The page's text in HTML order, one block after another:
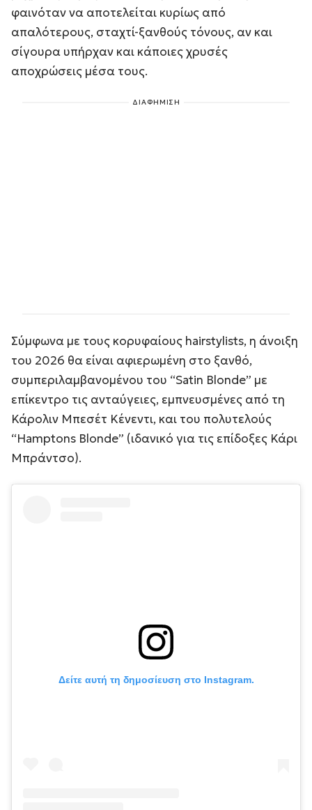
φαινόταν να αποτελείται κυρίως από
απαλότερους, σταχτί-ξανθούς τόνους, αν και
σίγουρα υπήρχαν και κάποιες χρυσές
αποχρώσεις μέσα τους.
ΔΙΑΦΗΜΙΣΗ
Σύμφωνα με τους κορυφαίους hairstylists, η άνοιξη
του 2026 θα είναι αφιερωμένη στο ξανθό,
συμπεριλαμβανομένου του “Satin Blonde” με
επίκεντρο τις ανταύγειες, εμπνευσμένες από τη
Κάρολιν Μπεσέτ Κένεντι, και του πολυτελούς
“Hamptons Blonde” (ιδανικό για τις επίδοξες Κάρι
Μπράντσο).
Δείτε αυτή τη δημοσίευση στο Instagram.